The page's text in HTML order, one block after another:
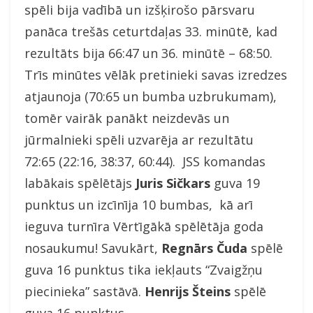
spēli bija vadībā un izšķirošo pārsvaru
panāca trešās ceturtdaļas 33. minūtē, kad
rezultāts bija 66:47 un 36. minūtē – 68:50.
Trīs minūtes vēlāk pretinieki savas izredzes
atjaunoja (70:65 un bumba uzbrukumam),
tomēr vairāk panākt neizdevās un
jūrmalnieki spēli uzvarēja ar rezultātu
72:65 (22:16, 38:37, 60:44). JSS komandas
labākais spēlētājs Juris Sičkars guva 19
punktus un izcīnīja 10 bumbas, kā arī
ieguva turnīra Vērtīgākā spēlētāja goda
nosaukumu! Savukārt, Regnārs Čuda spēlē
guva 16 punktus tika iekļauts “Zvaigžņu
piecinieka” sastāvā. Henrijs Šteins spēlē